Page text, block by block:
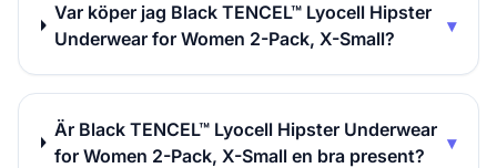
Var köper jag Black TENCEL™ Lyocell Hipster
Underwear for Women 2-Pack, X-Small?
▾
Är Black TENCEL™ Lyocell Hipster Underwear
for Women 2-Pack, X-Small en bra present?
▾